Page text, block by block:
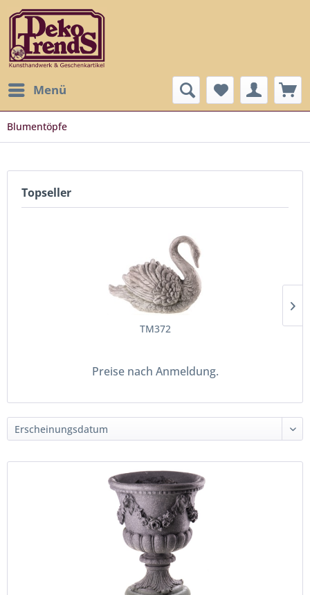
Menü
Blumentöpfe
Topseller
TM372
Preise nach Anmeldung.